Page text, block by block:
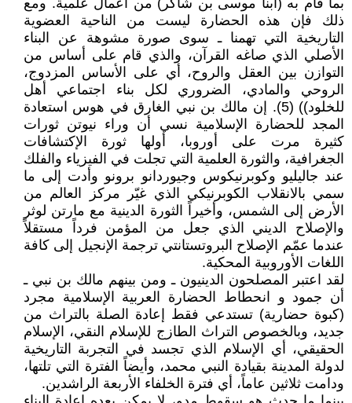
بما قام به (ابنا موسى بن شاكر) من أعمال علمية. ومع
ذلك فإن هذه الحضارة ليست من الناحية العضوية
التاريخية التي تهمنا ـ سوى صورة مشوهة عن البناء
الأصلي الذي صاغه القرآن، والذي قام على أساس من
التوازن بين العقل والروح، أي على الأساس المزدوج،
الروحي والمادي، الضروري لكل بناء اجتماعي أهل
للخلود)) (5). إن مالك بن نبي الغارق في هوس استعادة
المجد للحضارة الإسلامية نسي أن وراء نيوتن ثورات
كثيرة مرت على أوروبا، أولها ثورة الإكتشافات
الجغرافية، والثورة العلمية التي تجلت في الفيزياء والفلك
عند جاليليو وكوبرنيكوس وجيوردانو برونو وأدت إلى ما
سمي بالانقلاب الكوبرنيكي الذي غيّر مركز العالم من
الأرض إلى الشمس، وأخيراً الثورة الدينية مع مارتن لوثر
والإصلاح الديني الذي جعل من المؤمن فرداً مستقلاً
عندما عمّم الإصلاح البروتستانتي ترجمة الإنجيل إلى كافة
اللغات الأوروبية المحكية.
لقد اعتبر المصلحون الدينيون ـ ومن بينهم مالك بن نبي ـ
أن جمود و انحطاط الحضارة العربية الإسلامية مجرد
(كبوة حضارية) تستدعي فقط إعادة الصلة بالتراث من
جديد، وبالخصوص التراث الطازج للإسلام النقي، الإسلام
الحقيقي، أي الإسلام الذي تجسد في التجربة التاريخية
لدولة المدينة بقيادة النبي محمد، وأيضاً الفترة التي تلتها،
ودامت ثلاثين عاماً، أي فترة الخلفاء الأربعة الراشدين.